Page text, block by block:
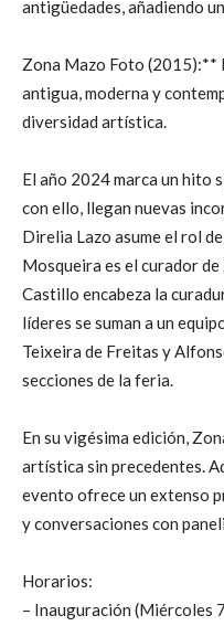
antigüedades, añadiendo
Zona Mazo Foto
antigua, moderna y
diversidad artística.
El año 2024 marca un hito
con ello, llegan nuevas
Direlia Lazo asume el rol
Mosqueira es el curador
Castillo encabeza la
líderes se suman a un
Teixeira de Freitas y
secciones de la feria.
En su vigésima edición,
artística sin precedentes.
evento ofrece un extenso
y conversaciones con
Horarios:
– Inauguración (Miércoles